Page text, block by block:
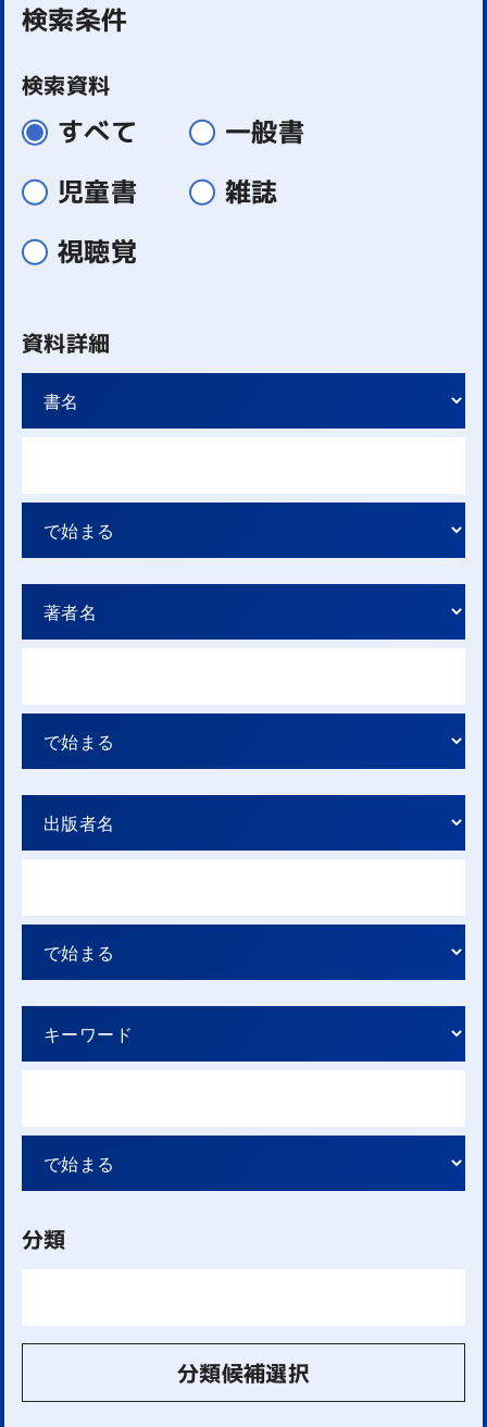
検索条件
検索資料
すべて
一般書
児童書
雑誌
視聴覚
資料詳細
分類
分類候補選択